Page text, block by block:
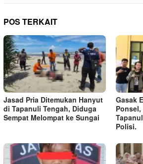
POS TERKAIT
Jasad Pria Ditemukan Hanyut
di Tapanuli Tengah, Diduga
Sempat Melompat ke Sungai
Gasak
Polisi.